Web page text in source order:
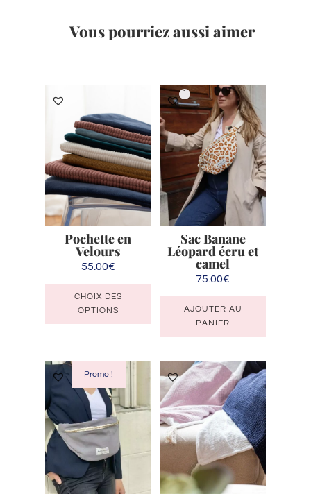
Vous pourriez aussi aimer
Pochette en
Velours
55.00€
CHOIX DES
OPTIONS
Ce
plusieurs
Les
options
peuvent
être
choisies
Sac Banane
Léopard écru et
camel
75.00€
AJOUTER AU
PANIER
Promo !